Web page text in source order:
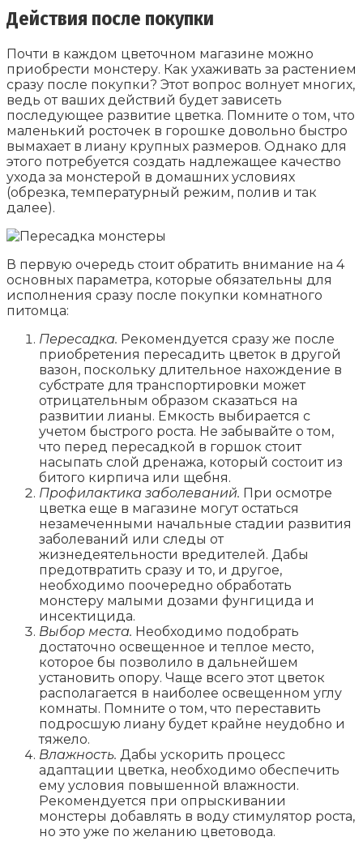
Действия после покупки
Почти в каждом цветочном магазине можно
приобрести монстеру. Как ухаживать за растением
сразу после покупки? Этот вопрос волнует многих,
ведь от ваших действий будет зависеть
последующее развитие цветка. Помните о том, что
маленький росточек в горошке довольно быстро
вымахает в лиану крупных размеров. Однако для
этого потребуется создать надлежащее качество
ухода за монстерой в домашних условиях
(обрезка, температурный режим, полив и так
далее).
В первую очередь стоит обратить внимание на 4
основных параметра, которые обязательны для
исполнения сразу после покупки комнатного
питомца:
Пересадка. Рекомендуется сразу же после
приобретения пересадить цветок в другой
вазон, поскольку длительное нахождение в
субстрате для транспортировки может
отрицательным образом сказаться на
развитии лианы. Емкость выбирается с
учетом быстрого роста. Не забывайте о том,
что перед пересадкой в горшок стоит
насыпать слой дренажа, который состоит из
битого кирпича или щебня.
Профилактика заболеваний. При осмотре
цветка еще в магазине могут остаться
незамеченными начальные стадии развития
заболеваний или следы от
жизнедеятельности вредителей. Дабы
предотвратить сразу и то, и другое,
необходимо поочередно обработать
монстеру малыми дозами фунгицида и
инсектицида.
Выбор места. Необходимо подобрать
достаточно освещенное и теплое место,
которое бы позволило в дальнейшем
установить опору. Чаще всего этот цветок
располагается в наиболее освещенном углу
комнаты. Помните о том, что переставить
подросшую лиану будет крайне неудобно и
тяжело.
Влажность. Дабы ускорить процесс
адаптации цветка, необходимо обеспечить
ему условия повышенной влажности.
Рекомендуется при опрыскивании
монстеры добавлять в воду стимулятор роста,
но это уже по желанию цветовода.